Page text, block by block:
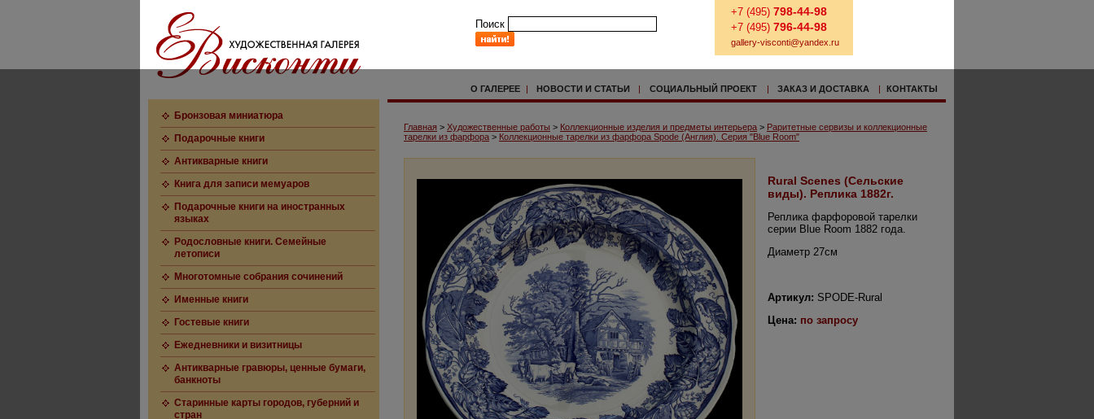
Поиск
+7 (495) 798-44-98
+7 (495) 796-44-98
gallery-visconti@yandex.ru
О ГАЛЕРЕЕ | НОВОСТИ И СТАТЬИ | СОЦИАЛЬНЫЙ ПРОЕКТ | ЗАКАЗ И ДОСТАВКА | КОНТАКТЫ
Бронзовая миниатюра
Подарочные книги
Антикварные книги
Книга для записи мемуаров
Подарочные книги на иностранных
языках
Родословные книги. Семейные
летописи
Многотомные собрания сочинений
Именные книги
Гостевые книги
Ежедневники и визитницы
Антикварные гравюры, ценные бумаги,
банкноты
Старинные карты городов, губерний и
стран
Главная > Художественные работы > Коллекционные изделия и предметы интерьера > Раритетные сервизы и коллекционные
тарелки из фарфора > Коллекционные тарелки из фарфора Spode (Англия). Серия "Blue Room"
Rural Scenes (Сельские
виды). Реплика 1882г.
Реплика фарфоровой тарелки
серии Blue Room 1882 года.
Диаметр 27см
Артикул: SPODE-Rural
Цена: по запросу